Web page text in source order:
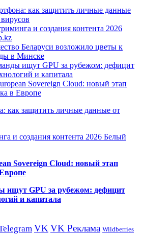
как защитить личные данные
и создания контента 2026
Беларуси возложило цветы к
в Минске
ищут GPU за рубежом: дефицит
и капитала
Sovereign Cloud: новый этап
в Европе
как защитить личные данные от
и создания контента 2026 Белый
Sovereign Cloud: новый этап
ищут GPU за рубежом: дефицит
и капитала
VK VK Реклама Wildberries